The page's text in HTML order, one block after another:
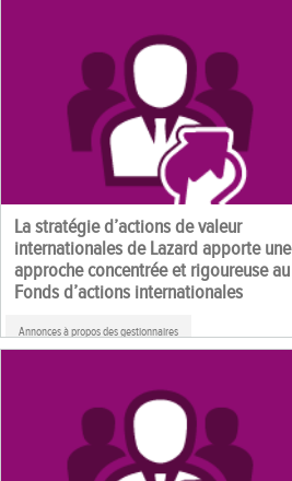
La stratégie d’actions de valeur
internationales de Lazard apporte une
approche concentrée et rigoureuse au
Fonds d’actions internationales
Annonces à propos des gestionnaires